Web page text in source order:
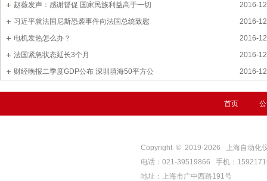
2016-
赵薇发声：感谢督促 国家民族利益高于一切
2016-
习近平就法国尼斯恐袭事件向法国总统致慰
2016-
电机发热怎么办？
2016-
法国紧急状态延长3个月
2016-
财经晚报二季度GDP公布 深圳填海50平方公
首页
Copyright © 2019-2026
上海自动化
电话：021-39519866 手机：
地址：上海市广中西路191号